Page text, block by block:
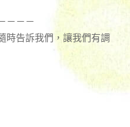
－－－
時告訴我們，讓我們有調